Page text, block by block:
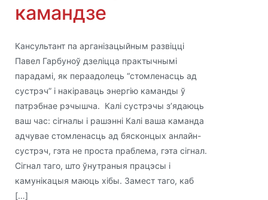
камандзе
Кансультант па арганізацыйным развіцці
Павел Гарбуноў дзеліцца практычнымі
парадамі, як пераадолець “стомленасць ад
сустрэч” і накіраваць энергію каманды ў
патрэбнае рэчышча. Калі сустрэчы з’ядаюць
ваш час: сігналы і рашэнні Калі ваша каманда
адчувае стомленасць ад бясконцых анлайн-
сустрэч, гэта не проста праблема, гэта сігнал.
Сігнал таго, што ўнутраныя працэсы і
камунікацыя маюць хібы. Замест таго, каб
[…]